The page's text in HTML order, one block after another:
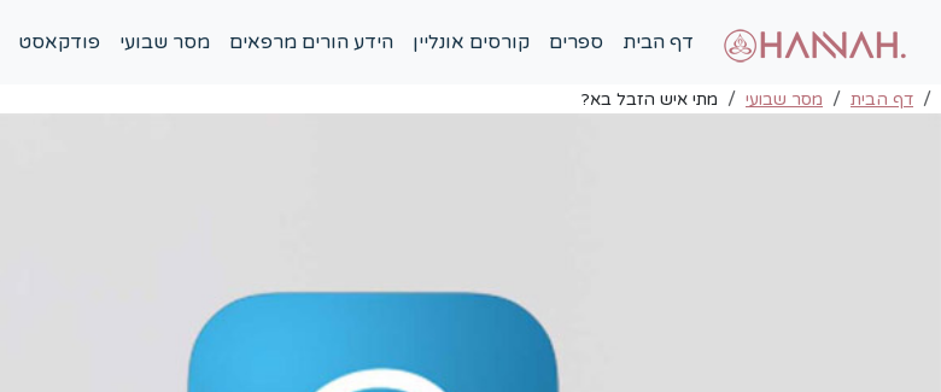
דף הבית ספרים קורסים אונליין הידע הורים מרפאים מסר שבועי פודקאסט
דף הבית מסר שבועי מתי איש הזבל בא?